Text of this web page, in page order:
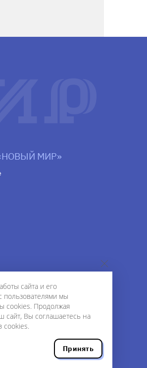
МИР»
Габбасов.
Display и IBM Plex Sans.
сайта — ООО «Инфодизайн»,
сайта и его
пользователями мы
cookies. Продолжая
сайт, Вы соглашаетесь на
cookies.
Принять